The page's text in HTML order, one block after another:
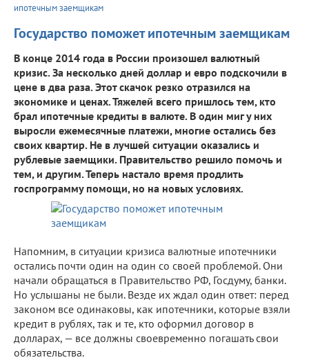
ипотечным заемщикам
Государство поможет ипотечным заемщикам
В конце 2014 года в России произошел валютный
кризис. За несколько дней доллар и евро подскочили в
цене в два раза. Этот скачок резко отразился на
экономике и ценах. Тяжелей всего пришлось тем, кто
брал ипотечные кредиты в валюте. В один миг у них
выросли ежемесячные платежи, многие остались без
своих квартир. Не в лучшей ситуации оказались и
рублевые заемщики. Правительство решило помочь и
тем, и другим. Теперь настало время продлить
госпрограмму помощи, но на новых условиях.
Напомним, в ситуации кризиса валютные ипотечники
остались почти один на один со своей проблемой. Они
начали обращаться в Правительство РФ, Госдуму, банки.
Но услышаны не были. Везде их ждал один ответ: перед
законом все одинаковы, как ипотечники, которые взяли
кредит в рублях, так и те, кто оформил договор в
долларах, — все должны своевременно погашать свои
обязательства.